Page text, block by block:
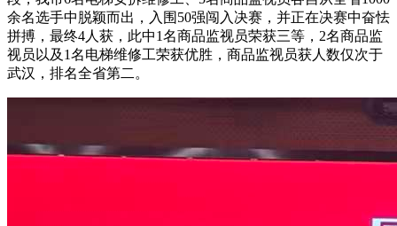
余名选手中脱颖而出，入围50强闯入决赛，并正在决赛中奋怯
拼搏，最终4人获，此中1名商品监视员荣获三等，2名商品监
视员以及1名电梯维修工荣获优胜，商品监视员获人数仅次于
武汉，排名全省第二。